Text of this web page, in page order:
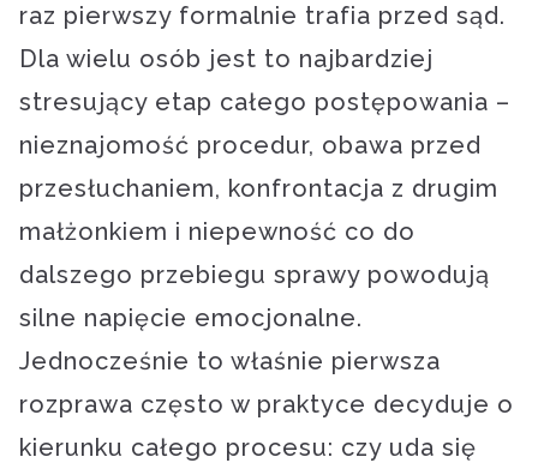
raz pierwszy formalnie trafia przed sąd.
Dla wielu osób jest to najbardziej
stresujący etap całego postępowania –
nieznajomość procedur, obawa przed
przesłuchaniem, konfrontacja z drugim
małżonkiem i niepewność co do
dalszego przebiegu sprawy powodują
silne napięcie emocjonalne.
Jednocześnie to właśnie pierwsza
rozprawa często w praktyce decyduje o
kierunku całego procesu: czy uda się